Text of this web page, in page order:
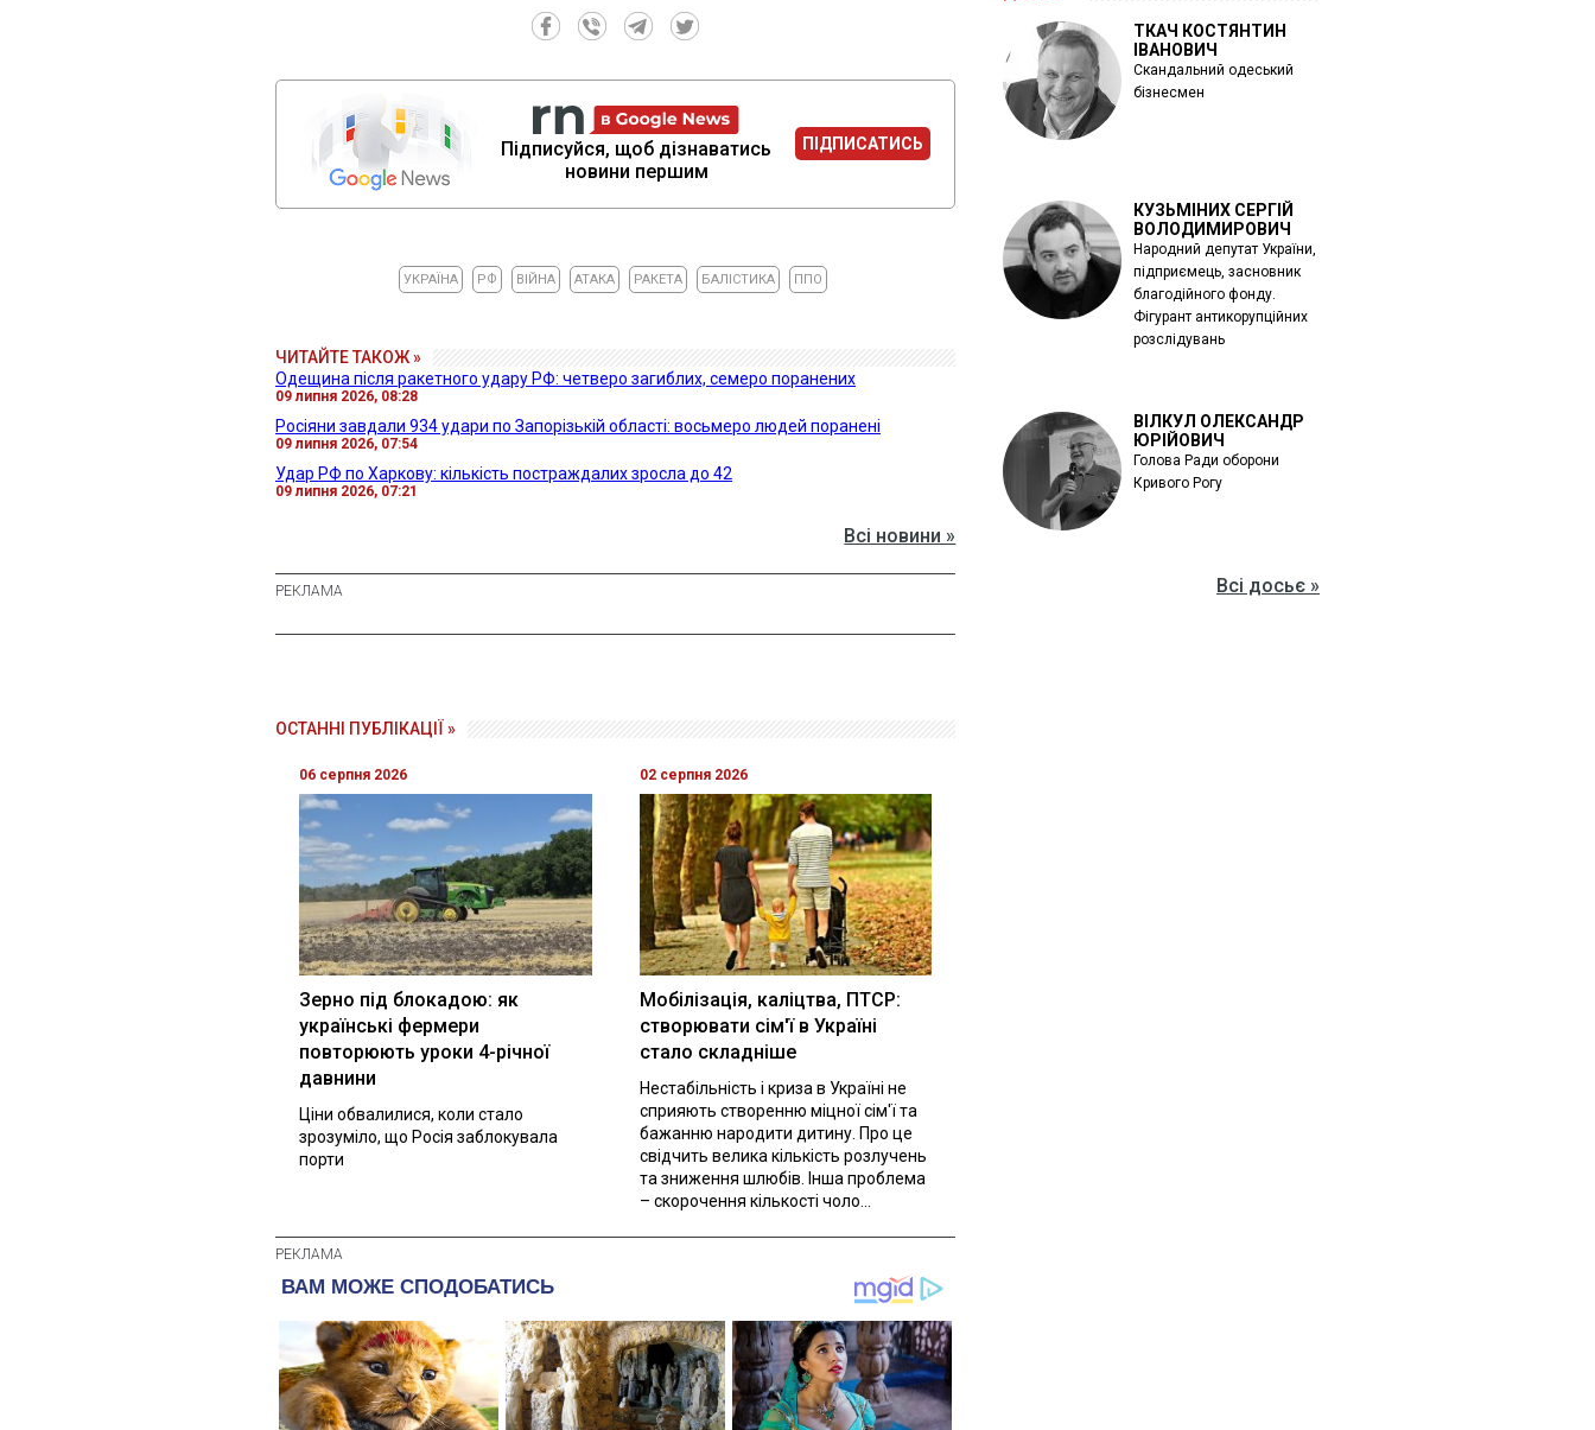
Підписуйся, щоб дізнаватись
новини першим
ПІДПИСАТИСЬ
УКРАЇНА РФ ВІЙНА АТАКА РАКЕТА БАЛІСТИКА ППО
ЧИТАЙТЕ ТАКОЖ »
Одещина після ракетного удару РФ: четверо загиблих, семеро поранених
09 липня 2026, 08:28
Росіяни завдали 934 удари по Запорізькій області: восьмеро людей поранені
09 липня 2026, 07:54
Удар РФ по Харкову: кількість постраждалих зросла до 42
09 липня 2026, 07:21
Всі новини »
ОСТАННІ ПУБЛІКАЦІЇ »
06 серпня 2026
Зерно під блокадою: як
українські фермери
повторюють уроки 4-річної
давнини
Ціни обвалилися, коли стало
зрозуміло, що Росія заблокувала
порти
02 серпня 2026
Мобілізація, каліцтва, ПТСР:
створювати сім'ї в Україні
стало складніше
Нестабільність і криза в Україні не
сприяють створенню міцної сім'ї та
бажанню народити дитину. Про це
свідчить велика кількість розлучень
та зниження шлюбів. Інша проблема
– скорочення кількості чоло...
ТКАЧ КОСТЯНТИН
ІВАНОВИЧ
Скандальний одеський
бізнесмен
КУЗЬМІНИХ СЕРГІЙ
ВОЛОДИМИРОВИЧ
Народний депутат України,
підприємець, засновник
благодійного фонду.
Фігурант антикорупційних
розслідувань
ВІЛКУЛ ОЛЕКСАНДР
ЮРІЙОВИЧ
Голова Ради оборони
Кривого Рогу
Всі досьє »